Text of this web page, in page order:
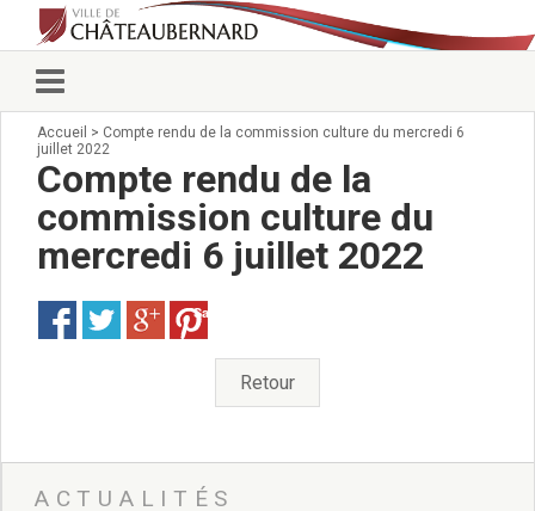
Vie municipale
Conseillers municipaux
Commissions 2026
Prendre rendez-vous
Arrêtés du Maire
Services municipaux
Organigramme
Pour venir nous voir
État civil/élections/formalités
Accueil > Compte rendu de la commission culture du mercredi 6
juillet 2022
Compte rendu de la
commission culture du
mercredi 6 juillet 2022
Save
Retour
ACTUALITÉS